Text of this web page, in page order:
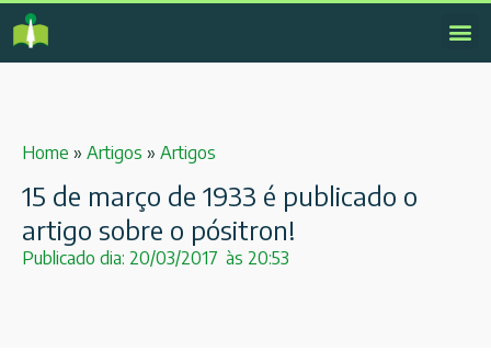
Home » Artigos » Artigos
15 de março de 1933 é publicado o
artigo sobre o pósitron!
Publicado dia: 20/03/2017 às 20:53